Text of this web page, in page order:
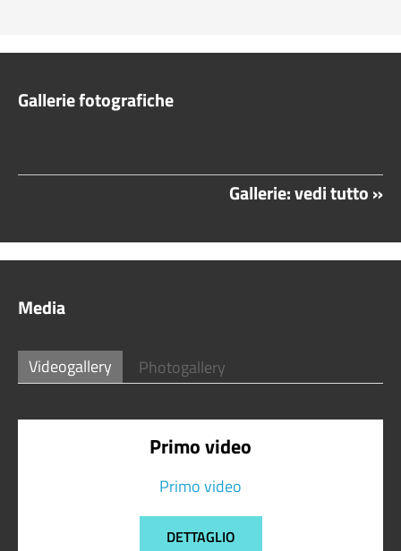
Gallerie fotografiche
Gallerie: vedi tutto »
Media
Videogallery Photogallery
Primo video
Primo video
DETTAGLIO